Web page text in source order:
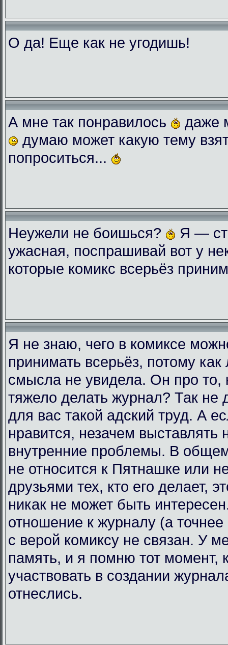
О да! Еще как не угодишь!
А мне так понравилось
даже
думаю может какую тему
попроситься...
Неужели не боишься?
Я —
ужасная, поспрашивай вот у
которые комикс всерьёз
Я не знаю, чего в комиксе
принимать всерьёз, потому
смысла не увидела. Он про то,
тяжело делать журнал? Так не
для вас такой адский труд. А
нравится, незачем выставлять
внутренние проблемы. В
не относится к Пятнашке или
друзьями тех, кто его делает,
никак не может быть
отношение к журналу (а точнее
с верой комиксу не связан. У
память, и я помню тот момент,
участвовать в создании
отнеслись.